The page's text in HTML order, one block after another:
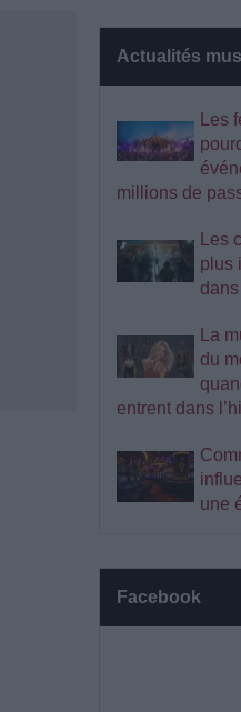
Actualités
Les
millions de
Les
plus
La
du
entrent dans
une
Facebook